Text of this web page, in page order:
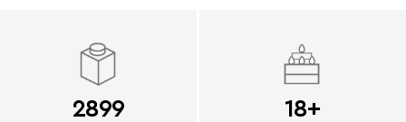
2899 18+